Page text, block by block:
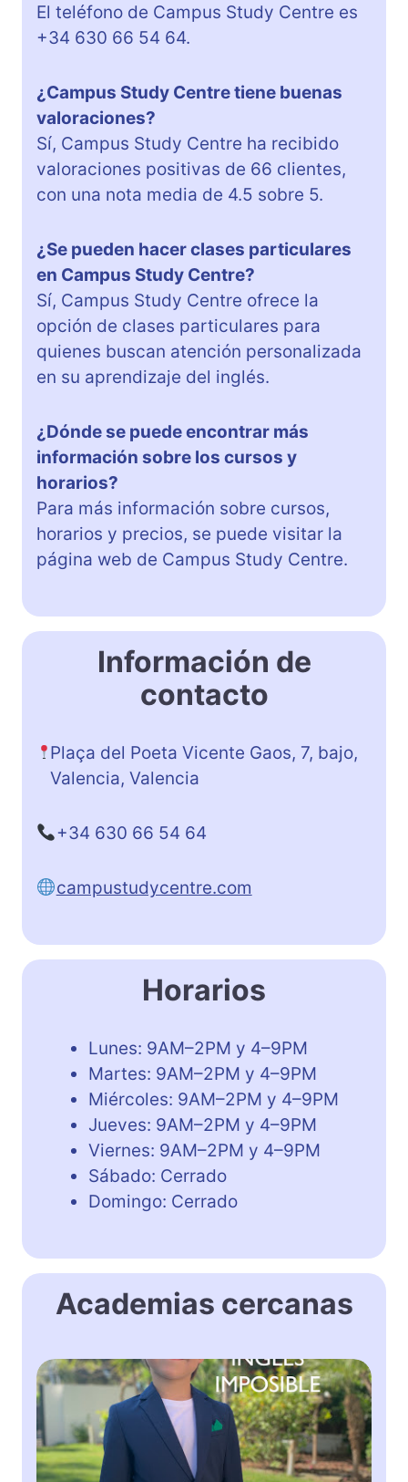
El teléfono de Campus Study Centre es
+34 630 66 54 64.
¿Campus Study Centre tiene buenas
valoraciones?
Sí, Campus Study Centre ha recibido
valoraciones positivas de 66 clientes,
con una nota media de 4.5 sobre 5.
¿Se pueden hacer clases particulares
en Campus Study Centre?
Sí, Campus Study Centre ofrece la
opción de clases particulares para
quienes buscan atención personalizada
en su aprendizaje del inglés.
¿Dónde se puede encontrar más
información sobre los cursos y
horarios?
Para más información sobre cursos,
horarios y precios, se puede visitar la
página web de Campus Study Centre.
Información de
contacto
Plaça del Poeta Vicente Gaos, 7, bajo,
Valencia, Valencia
+34 630 66 54 64
campustudycentre.com
Horarios
Lunes: 9AM–2PM y 4–9PM
Martes: 9AM–2PM y 4–9PM
Miércoles: 9AM–2PM y 4–9PM
Jueves: 9AM–2PM y 4–9PM
Viernes: 9AM–2PM y 4–9PM
Sábado: Cerrado
Domingo: Cerrado
Academias cercanas
T
h
e
E
n
g